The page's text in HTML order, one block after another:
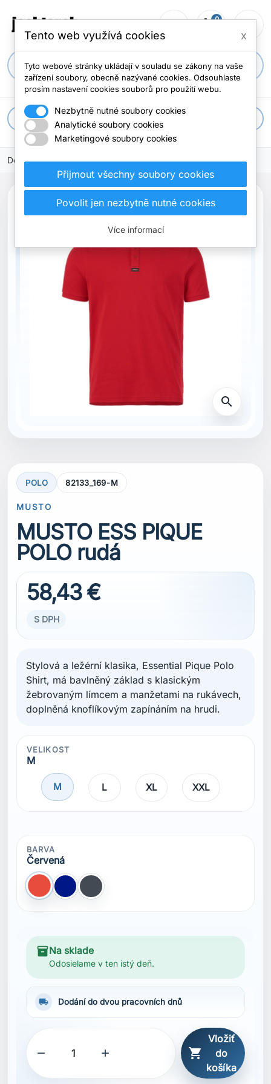
search
person_outline shopping_cart
0 menu
apps Všechny kategorie
Domů oblečení Polo
search
POLO 82133_169-M
MUSTO
MUSTO ESS PIQUE
POLO rudá
58,43 €
S DPH
Stylová a ležérní klasika, Essential Pique Polo
Shirt, má bavlněný základ s klasickým
žebrovaným límcem a manžetami na rukávech,
doplněná knoflíkovým zapínáním na hrudi.
VELIKOST
M
M L XL XXL
BARVA
Červená
ČervenáModrá Navy
Černá
inventory_2 Na sklade
Odosielame v ten istý deň.
local_shipping Dodání do dvou pracovních dnů
  
Vložiť
do
košíka
Tento web využívá cookies x
Tyto webové stránky ukládají v souladu se zákony na vaše
zařízení soubory, obecně nazývané cookies. Odsouhlaste
prosím nastavení cookies souborů pro použití webu.
Nezbytně nutné soubory cookies
Analytické soubory cookies
Marketingové soubory cookies
Přijmout všechny soubory cookies
Povolit jen nezbytně nutné cookies
Více informací